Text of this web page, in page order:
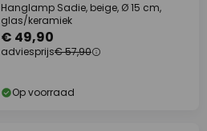
Hanglamp Sadie, beige, Ø 15 cm,
glas/keramiek
€ 49,90
adviesprijs€ 57,90
Op voorraad